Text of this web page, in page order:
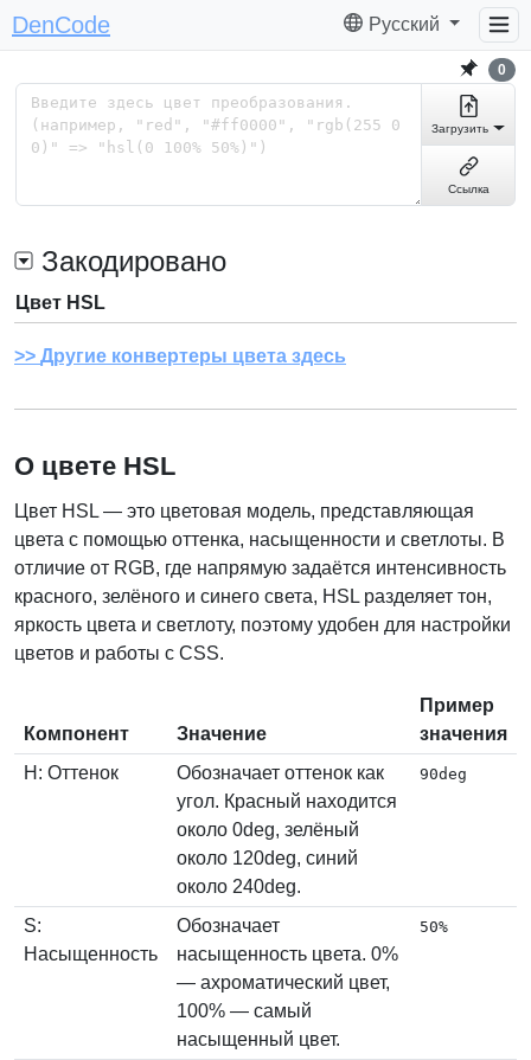
DenCode Русский
0
Загрузить
Ссылка
Закодировано
Цвет HSL
Другие конвертеры цвета здесь
О цвете HSL
Цвет HSL — это цветовая модель, представляющая
цвета с помощью оттенка, насыщенности и светлоты. В
отличие от RGB, где напрямую задаётся интенсивность
красного, зелёного и синего света, HSL разделяет тон,
яркость цвета и светлоту, поэтому удобен для настройки
цветов и работы с CSS.
Компонент Значение
Пример
значения
H: Оттенок
Обозначает оттенок как
угол. Красный находится
около 0deg, зелёный
около 120deg, синий
около 240deg.
90deg
S:
Насыщенность
Обозначает
насыщенность цвета. 0%
— ахроматический цвет,
100% — самый
насыщенный цвет.
50%